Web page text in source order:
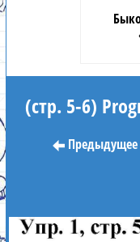
(стр. 5-6)
Предыдущее